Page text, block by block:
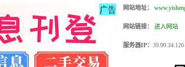
网站地址：
网站链接： 进入网站
服务器IP： 39.99.34.126